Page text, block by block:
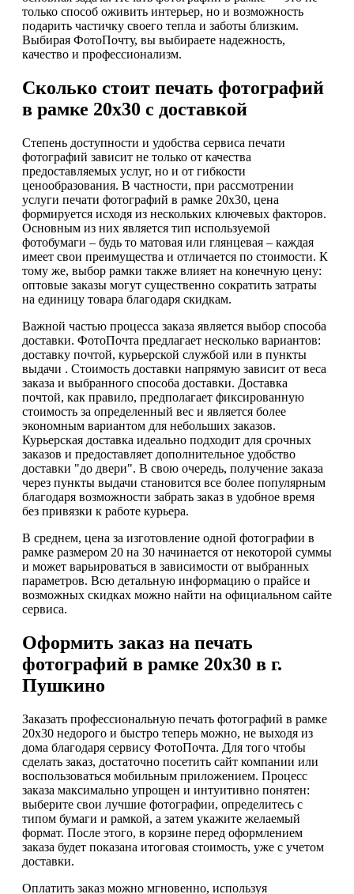
только способ оживить интерьер, но и возможность
подарить частичку своего тепла и заботы близким.
Выбирая ФотоПочту, вы выбираете надежность,
качество и профессионализм.
Сколько стоит печать фотографий
в рамке 20х30 с доставкой
Степень доступности и удобства сервиса печати
фотографий зависит не только от качества
предоставляемых услуг, но и от гибкости
ценообразования. В частности, при рассмотрении
услуги печати фотографий в рамке 20х30, цена
формируется исходя из нескольких ключевых факторов.
Основным из них является тип используемой
фотобумаги – будь то матовая или глянцевая – каждая
имеет свои преимущества и отличается по стоимости. К
тому же, выбор рамки также влияет на конечную цену:
оптовые заказы могут существенно сократить затраты
на единицу товара благодаря скидкам.
Важной частью процесса заказа является выбор способа
доставки. ФотоПочта предлагает несколько вариантов:
доставку почтой, курьерской службой или в пункты
выдачи . Стоимость доставки напрямую зависит от веса
заказа и выбранного способа доставки. Доставка
почтой, как правило, предполагает фиксированную
стоимость за определенный вес и является более
экономным вариантом для небольших заказов.
Курьерская доставка идеально подходит для срочных
заказов и предоставляет дополнительное удобство
доставки "до двери". В свою очередь, получение заказа
через пункты выдачи становится все более популярным
благодаря возможности забрать заказ в удобное время
без привязки к работе курьера.
В среднем, цена за изготовление одной фотографии в
рамке размером 20 на 30 начинается от некоторой суммы
и может варьироваться в зависимости от выбранных
параметров. Всю детальную информацию о прайсе и
возможных скидках можно найти на официальном сайте
сервиса.
Оформить заказ на печать
фотографий в рамке 20х30 в г.
Пушкино
Заказать профессиональную печать фотографий в рамке
20х30 недорого и быстро теперь можно, не выходя из
дома благодаря сервису ФотоПочта. Для того чтобы
сделать заказ, достаточно посетить сайт компании или
воспользоваться мобильным приложением. Процесс
заказа максимально упрощен и интуитивно понятен:
выберите свои лучшие фотографии, определитесь с
типом бумаги и рамкой, а затем укажите желаемый
формат. После этого, в корзине перед оформлением
заказа будет показана итоговая стоимость, уже с учетом
доставки.
Оплатить заказ можно мгновенно, используя